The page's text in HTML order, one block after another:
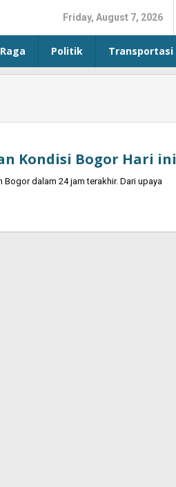
Friday, August 7, 2026
Politik Transportasi
Kondisi Bogor Hari ini
dalam 24 jam terakhir. Dari upaya